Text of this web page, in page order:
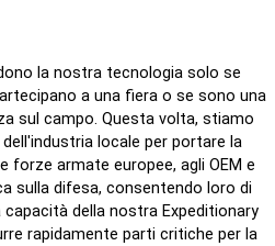
la nostra tecnologia solo se
a una fiera o se sono una
sul campo. Questa volta, stiamo
locale per portare la
forze armate europee, agli OEM e
sulla difesa, consentendo loro di
della nostra Expeditionary
rapidamente parti critiche per la